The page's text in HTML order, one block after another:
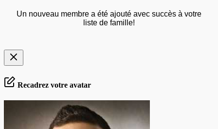
Un nouveau membre a été ajouté avec succès à votre
liste de famille!
Recadrez votre avatar